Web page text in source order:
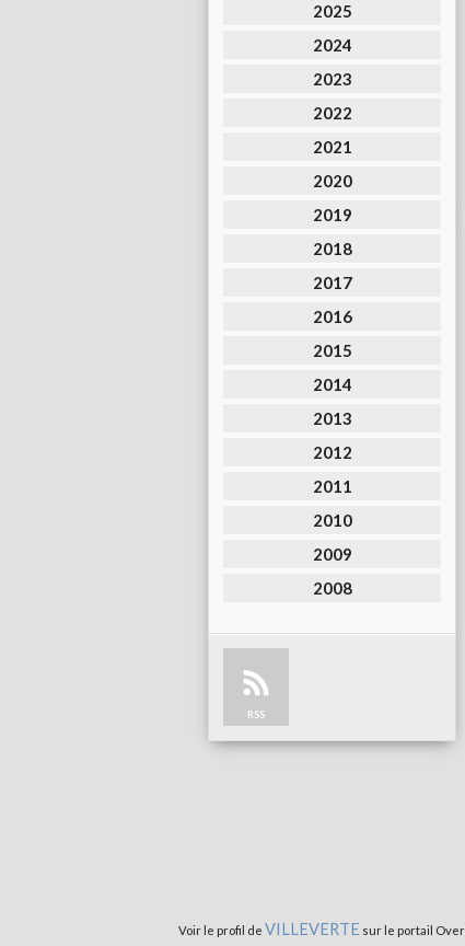
2025
2024
2023
2022
2021
2020
2019
2018
2017
2016
2015
2014
2013
2012
2011
2010
2009
2008
RSS
Voir le profil de VILLEVERTE sur le portail